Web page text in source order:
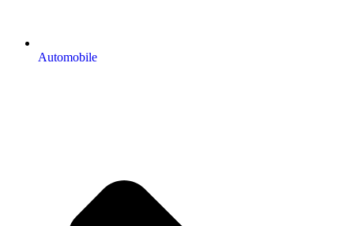
Automobile